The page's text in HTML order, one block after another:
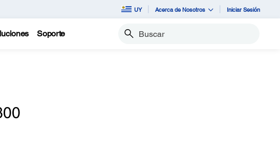
UY Acerca de Nosotros Iniciar Sesión
Soporte Buscar